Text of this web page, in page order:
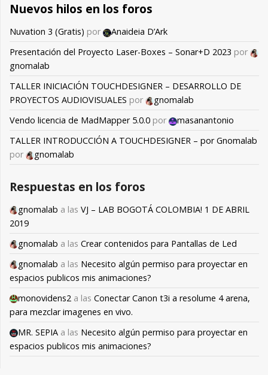
Nuevos hilos en los foros
Nuvation 3 (Gratis) por
Anaideia D’Ark
Presentación del Proyecto Laser-Boxes – Sonar+D 2023 por
gnomalab
TALLER INICIACIÓN TOUCHDESIGNER – DESARROLLO DE
PROYECTOS AUDIOVISUALES por
gnomalab
Vendo licencia de MadMapper 5.0.0 por
masanantonio
TALLER INTRODUCCIÓN A TOUCHDESIGNER – por Gnomalab
por
gnomalab
Respuestas en los foros
gnomalab a las VJ – LAB BOGOTÁ COLOMBIA! 1 DE ABRIL
2019
gnomalab a las Crear contenidos para Pantallas de Led
gnomalab a las Necesito algún permiso para proyectar en
espacios publicos mis animaciones?
monovidens2 a las Conectar Canon t3i a resolume 4 arena,
para mezclar imagenes en vivo.
MR. SEPIA a las Necesito algún permiso para proyectar en
espacios publicos mis animaciones?